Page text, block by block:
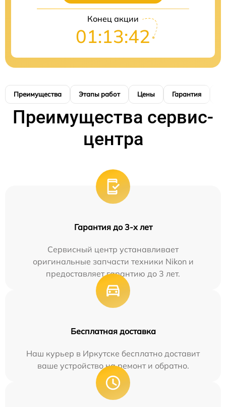
Конец акции
01:13:41
Преимущества Этапы работ Цены Гарантия
Преимущества сервис-
центра
Гарантия до 3-х лет
Сервисный центр устанавливает
оригинальные запчасти техники Nikon и
предоставляет гарантию до 3 лет.
Бесплатная доставка
Наш курьер в Иркутске бесплатно доставит
ваше устройство на ремонт и обратно.